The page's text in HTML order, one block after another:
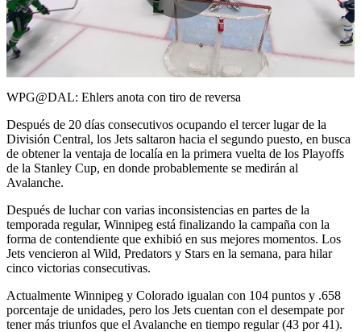
Play
Video
WPG@DAL: Ehlers anota con tiro de reversa
Después de 20 días consecutivos ocupando el tercer lugar de la
División Central, los Jets saltaron hacia el segundo puesto, en busca
de obtener la ventaja de localía en la primera vuelta de los Playoffs
de la Stanley Cup, en donde probablemente se medirán al
Avalanche.
Después de luchar con varias inconsistencias en partes de la
temporada regular, Winnipeg está finalizando la campaña con la
forma de contendiente que exhibió en sus mejores momentos. Los
Jets vencieron al Wild, Predators y Stars en la semana, para hilar
cinco victorias consecutivas.
Actualmente Winnipeg y Colorado igualan con 104 puntos y .658
porcentaje de unidades, pero los Jets cuentan con el desempate por
tener más triunfos que el Avalanche en tiempo regular (43 por 41).